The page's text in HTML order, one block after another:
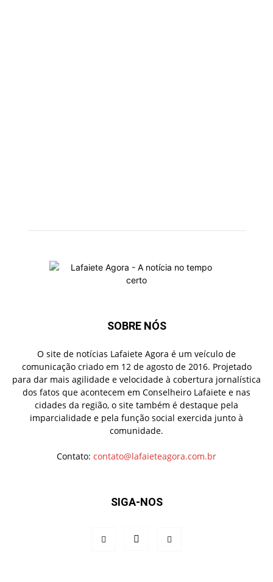
SOBRE NÓS
O site de notícias Lafaiete Agora é um veículo de
comunicação criado em 12 de agosto de 2016. Projetado
para dar mais agilidade e velocidade à cobertura jornalística
dos fatos que acontecem em Conselheiro Lafaiete e nas
cidades da região, o site também é destaque pela
imparcialidade e pela função social exercida junto à
comunidade.
Contato: contato@lafaieteagora.com.br
SIGA-NOS